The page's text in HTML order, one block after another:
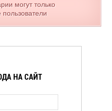
могут только
пользователи
НА САЙТ